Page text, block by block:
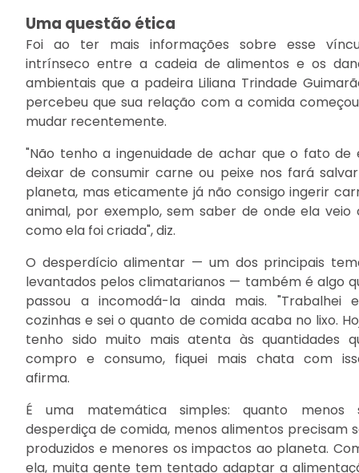
Uma questão ética
Foi ao ter mais informações sobre esse
intrínseco entre a cadeia de alimentos e os
ambientais que a padeira Liliana Trindade
percebeu que sua relação com a comida
mudar recentemente.
"Não tenho a ingenuidade de achar que o fato de
deixar de consumir carne ou peixe nos fará
planeta, mas eticamente já não consigo ingerir
animal, por exemplo, sem saber de onde ela veio
como ela foi criada", diz.
O desperdício alimentar — um dos principais
levantados pelos climatarianos — também é algo
passou a incomodá-la ainda mais. "Trabalhei
cozinhas e sei o quanto de comida acaba no lixo.
tenho sido muito mais atenta às quantidades
compro e consumo, fiquei mais chata com
afirma.
É uma matemática simples: quanto menos
desperdiça de comida, menos alimentos precisam
produzidos e menores os impactos ao planeta.
ela, muita gente tem tentado adaptar a